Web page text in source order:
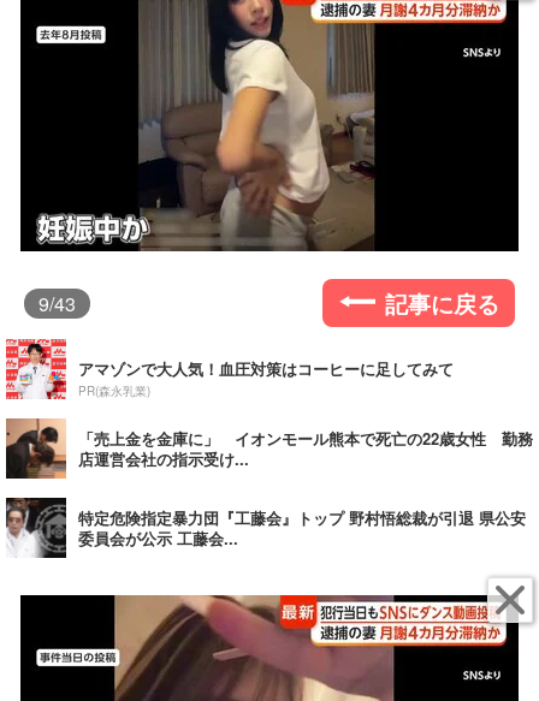
9/43 記事に戻る
アマゾンで大人気！血圧対策はコーヒーに足してみて
PR(森永乳業)
「売上金を金庫に」 イオンモール熊本で死亡の22歳女性 勤務
店運営会社の指示受け...
特定危険指定暴力団『工藤会』トップ 野村悟総裁が引退 県公安
委員会が公示 工藤会...